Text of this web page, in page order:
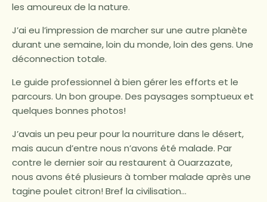
les amoureux de la nature.
J’ai eu l’impression de marcher sur une autre planète
durant une semaine, loin du monde, loin des gens. Une
déconnection totale.
Le guide professionnel à bien gérer les efforts et le
parcours. Un bon groupe. Des paysages somptueux et
quelques bonnes photos!
J’avais un peu peur pour la nourriture dans le désert,
mais aucun d’entre nous n’avons été malade. Par
contre le dernier soir au restaurent à Ouarzazate,
nous avons été plusieurs à tomber malade après une
tagine poulet citron! Bref la civilisation…